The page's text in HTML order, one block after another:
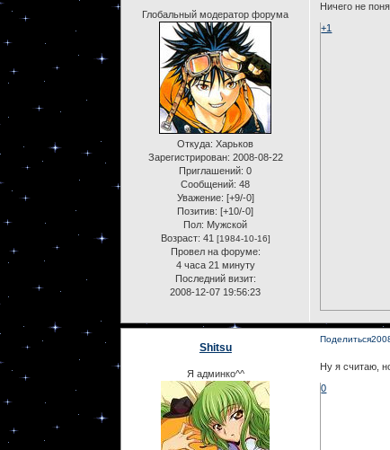
Глобальный модератор форума
Откуда: Харьков
Зарегистрирован: 2008-08-22
Приглашений: 0
Сообщений: 48
Уважение: [+9/-0]
Позитив: [+10/-0]
Пол: Мужской
Возраст: 41 [1984-10-16]
Провел на форуме:
4 часа 21 минуту
Последний визит:
2008-12-07 19:56:23
Ничего не
+1
Поделиться
Shitsu
Я админко^^
Ну я считаю,
0